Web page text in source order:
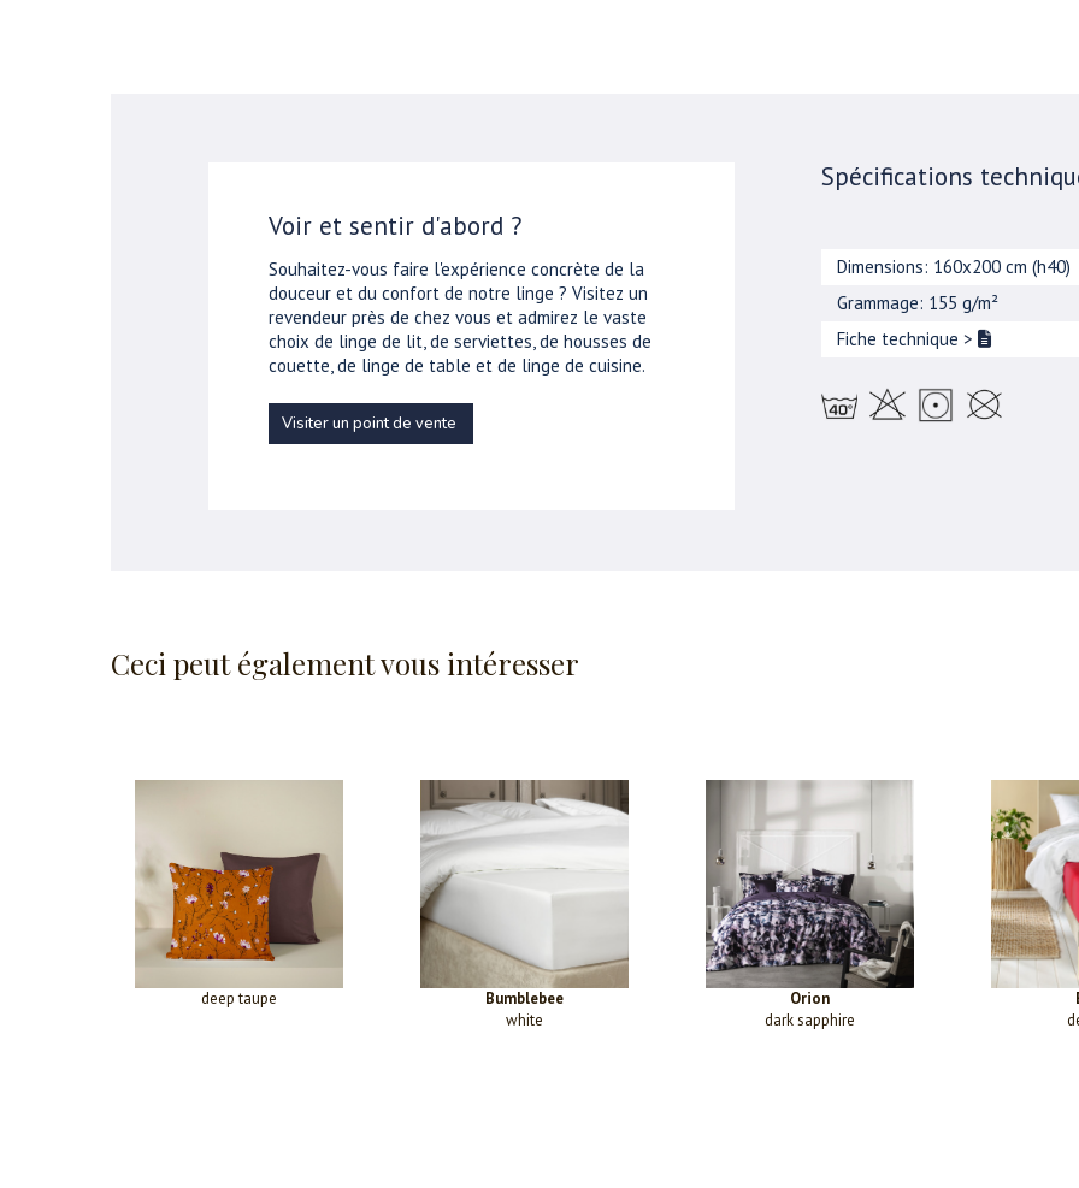
Voir et sentir d'abord ?
Souhaitez-vous faire l'expérience concrète de la
douceur et du confort de notre linge ? Visitez un
revendeur près de chez vous et admirez le vaste
choix de linge de lit, de serviettes, de housses de
couette, de linge de table et de linge de cuisine.
Visiter un point de vente
Spécifications
Dimensions: 160x200 cm (h40)
Grammage: 155 g/m²
Fiche technique >
Ceci peut également vous intéresser
deep taupe
Bumblebee
white
Orion
dark sapphire